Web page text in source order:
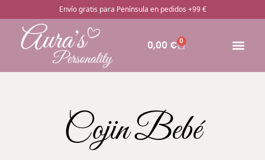
Envío gratis para Península en pedidos +99 €
0,00 € 0
Cojin Bebé